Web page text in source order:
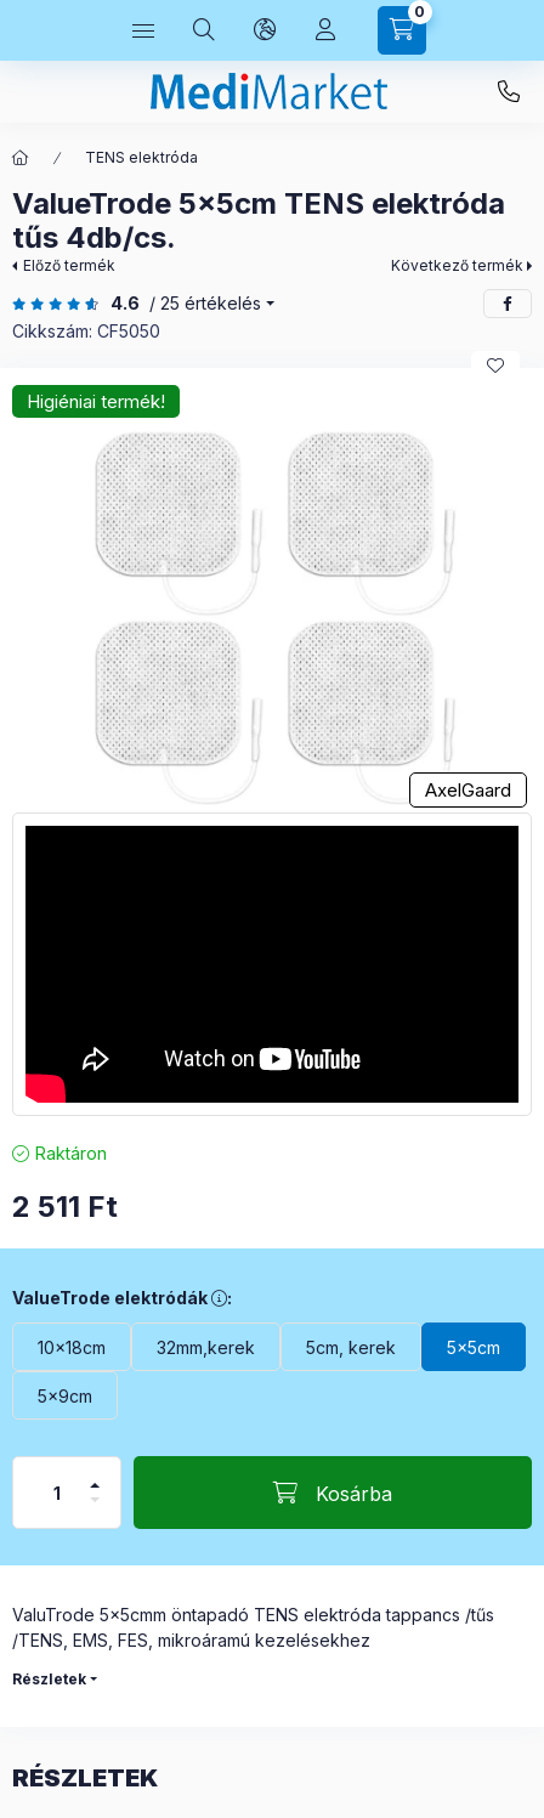
0
TENS elektróda
ValueTrode 5x5cm TENS elektróda
tűs 4db/cs.
Előző termék Következő termék
4.6 / 25 értékelés
Cikkszám: CF5050
Higiéniai termék!
AxelGaard
Raktáron
2 511 Ft
ValueTrode elektródák, A ValueTrode öntapadós hidrogél
ValueTrode elektródák :
10x18cm 32mm,kerek 5cm, kerek 5x5cm
5x9cm
Kosárba
ValuTrode 5x5cmm öntapadó TENS elektróda tappancs /tűs
/TENS, EMS, FES, mikroáramú kezelésekhez
Részletek
RÉSZLETEK